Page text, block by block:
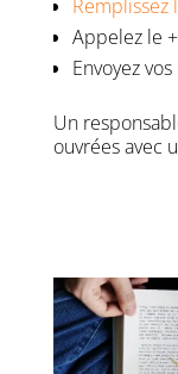
Remplissez
Appelez le
Envoyez
Un
ouvrées avec